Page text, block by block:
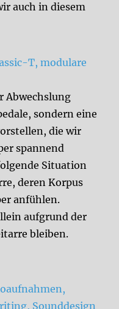
auch in diesem
T, modulare
Abwechslung
sondern eine
die wir
spannend
Situation
deren Korpus
anfühlen.
aufgrund der
bleiben.
Sounddesign